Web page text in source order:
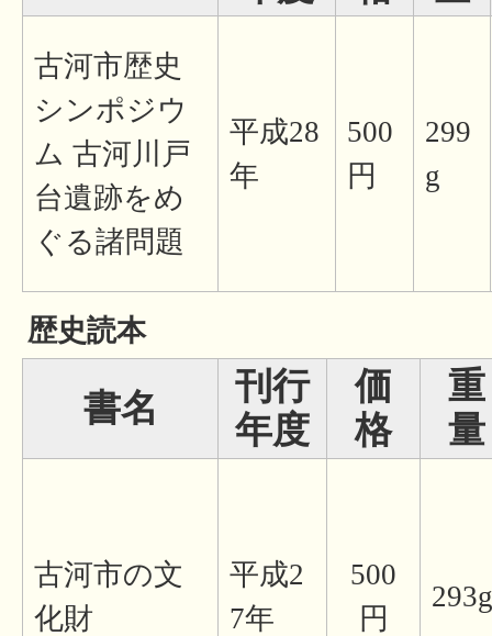
古河市歴史
シンポジウ
ム 古河川戸
台遺跡をめ
ぐる諸問題
平成28
年
500
円
299
g
歴史読本
書名
刊行
年度
価
格
重
量
古河市の文
化財
平成2
7年
500
円
293g